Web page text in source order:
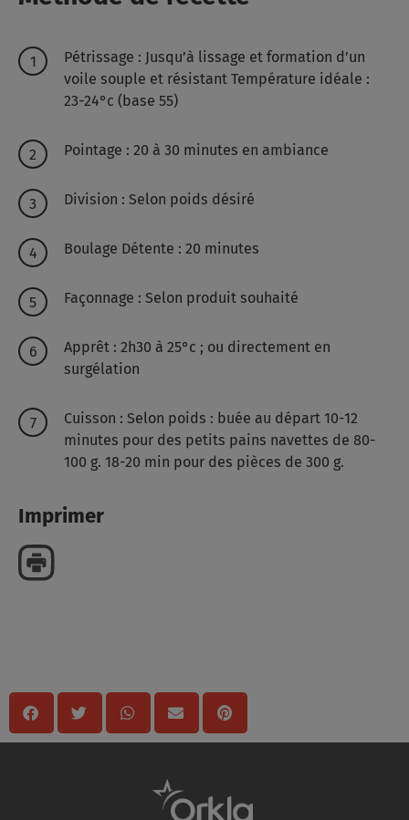
Pétrissage : Jusqu’à lissage et formation d’un
voile souple et résistant Température idéale :
23-24°c (base 55)
Pointage : 20 à 30 minutes en ambiance
Division : Selon poids désiré
Boulage Détente : 20 minutes
Façonnage : Selon produit souhaité
Apprêt : 2h30 à 25°c ; ou directement en
surgélation
Cuisson : Selon poids : buée au départ 10-12
minutes pour des petits pains navettes de 80-
100 g. 18-20 min pour des pièces de 300 g.
Imprimer